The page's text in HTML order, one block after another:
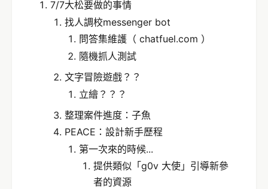
7/7大松要做的事情
找人調校messenger bot
問答集維護（ chatfuel.com ）
隨機抓人測試
文字冒險遊戲？？
立繪？？？
整理案件進度：子魚
PEACE：設計新手歷程
第一次來的時候...
提供類似「g0v 大使」引導新參
者的資源